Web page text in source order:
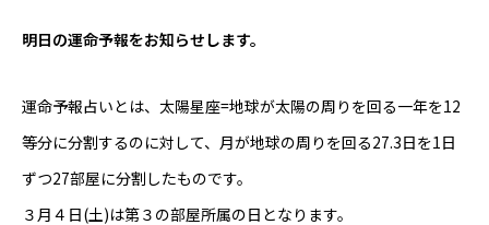
明日の運命予報をお知らせします。
運命予報占いとは、太陽星座=地球が太陽の周りを回る一年を12
等分に分割するのに対して、月が地球の周りを回る27.3日を1日
ずつ27部屋に分割したものです。
３月４日(土)は第３の部屋所属の日となります。